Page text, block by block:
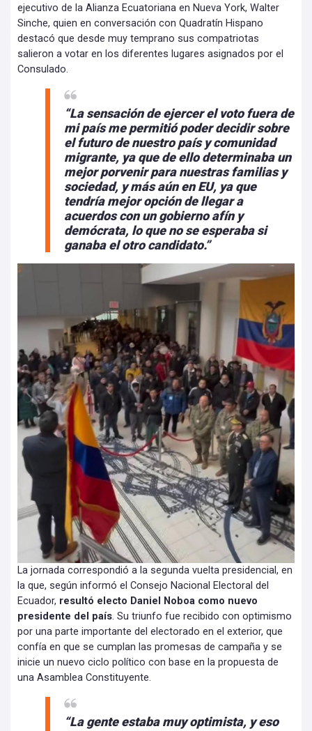
ejecutivo de la Alianza Ecuatoriana en Nueva York, Walter
Sinche, quien en conversación con Quadratín Hispano
destacó que desde muy temprano sus compatriotas
salieron a votar en los diferentes lugares asignados por el
Consulado.
“La sensación de ejercer el voto fuera de
mi país me permitió poder decidir sobre
el futuro de nuestro país y comunidad
migrante, ya que de ello determinaba un
mejor porvenir para nuestras familias y
sociedad, y más aún en EU, ya que
tendría mejor opción de llegar a
acuerdos con un gobierno afín y
demócrata, lo que no se esperaba si
ganaba el otro candidato.”
La jornada correspondió a la segunda vuelta presidencial, en
la que, según informó el Consejo Nacional Electoral del
Ecuador, resultó electo Daniel Noboa como nuevo
presidente del país. Su triunfo fue recibido con optimismo
por una parte importante del electorado en el exterior, que
confía en que se cumplan las promesas de campaña y se
inicie un nuevo ciclo político con base en la propuesta de
una Asamblea Constituyente.
“La gente estaba muy optimista, y eso